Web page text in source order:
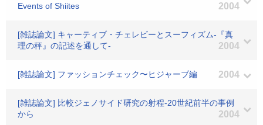
Events of Shiites
2004
[雑誌論文] キャーティブ・チェレビーとスーフィズム-『真
理の秤』の記述を通して-
2004
[雑誌論文] ファッションチェック〜ヒジャーブ編 2004
[雑誌論文] 比較ジェノサイド研究の射程-20世紀前半の事例
から
2004